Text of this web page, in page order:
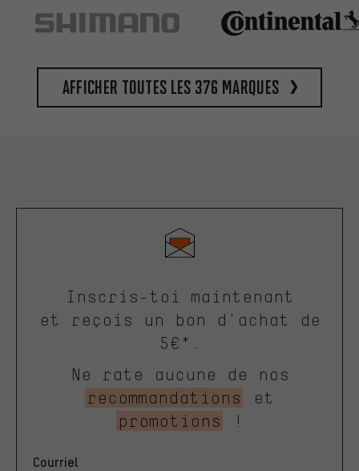
Afficher toutes les 376 marques
Inscris-toi maintenant
et reçois un bon d'achat de
5€*.
Ne rate aucune de nos
recommandations
et
promotions
!
Courriel